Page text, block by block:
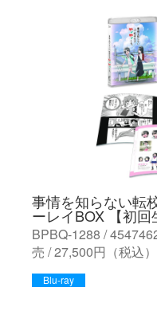
事情を知らない転
ーレイBOX 【初
BPBQ-1288 /
売 / 27,500円（税込）
Blu-ray